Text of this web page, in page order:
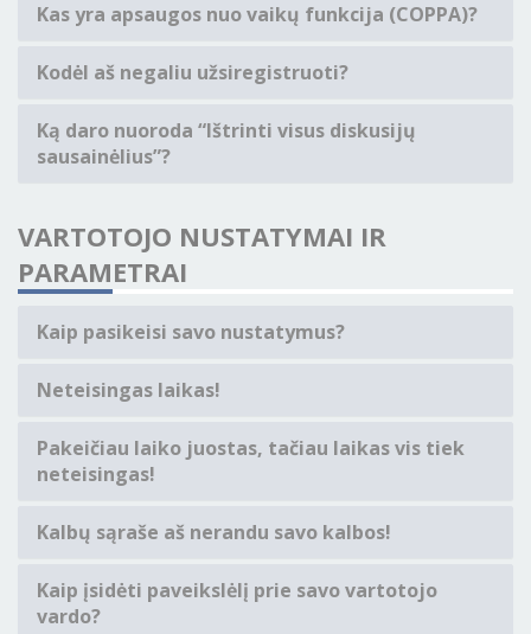
Kas yra apsaugos nuo vaikų funkcija (COPPA)?
Kodėl aš negaliu užsiregistruoti?
Ką daro nuoroda “Ištrinti visus diskusijų
sausainėlius”?
VARTOTOJO NUSTATYMAI IR
PARAMETRAI
Kaip pasikeisi savo nustatymus?
Neteisingas laikas!
Pakeičiau laiko juostas, tačiau laikas vis tiek
neteisingas!
Kalbų sąraše aš nerandu savo kalbos!
Kaip įsidėti paveikslėlį prie savo vartotojo
vardo?